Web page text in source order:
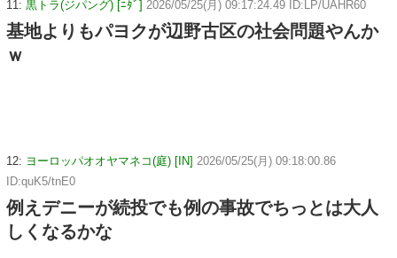
11: 黒トラ(ジパング) [ﾆﾀﾞ] 2026/05/25(月) 09:17:24.49 ID:LP/UAHR60
基地よりもパヨクが辺野古区の社会問題やんか
ｗ
12: ヨーロッパオオヤマネコ(庭) [IN] 2026/05/25(月) 09:18:00.86
ID:quK5/tnE0
例えデニーが続投でも例の事故でちっとは大人
しくなるかな